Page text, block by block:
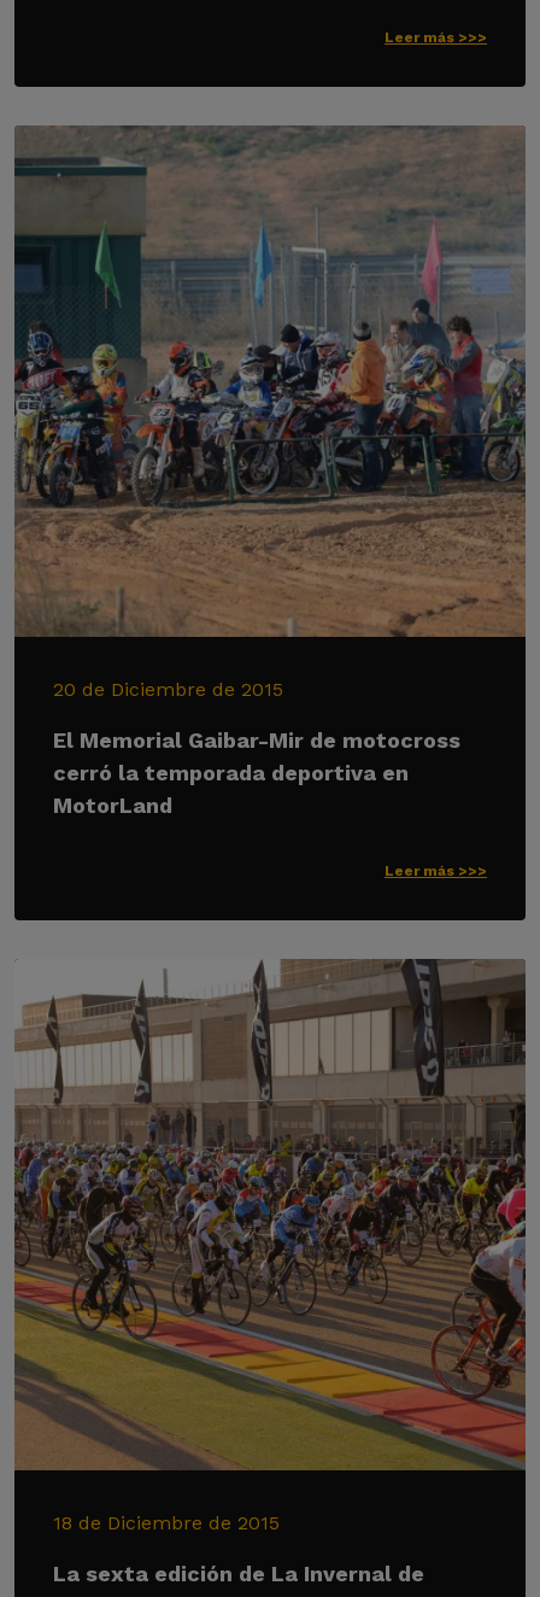
Leer más >>>
20 de Diciembre de 2015
El Memorial Gaibar-Mir de motocross
cerró la temporada deportiva en
MotorLand
Leer más >>>
18 de Diciembre de 2015
La sexta edición de La Invernal de